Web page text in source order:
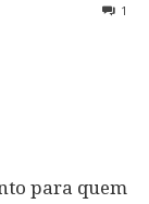
1
para quem